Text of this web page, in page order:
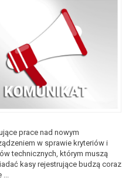
prace nad nowym
w sprawie kryteriów i
technicznych, którym muszą
kasy rejestrujące budzą coraz
...